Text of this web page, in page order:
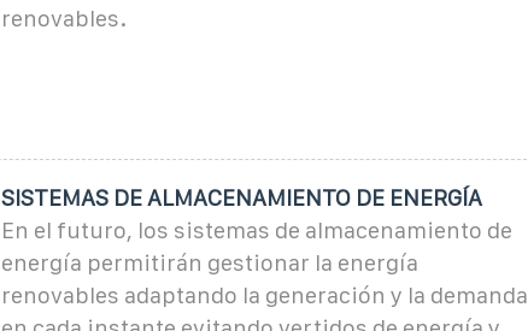
renovables.
SISTEMAS DE ALMACENAMIENTO DE ENERGÍA
En el futuro, los sistemas de almacenamiento de
energía permitirán gestionar la energía
renovables adaptando la generación y la demanda